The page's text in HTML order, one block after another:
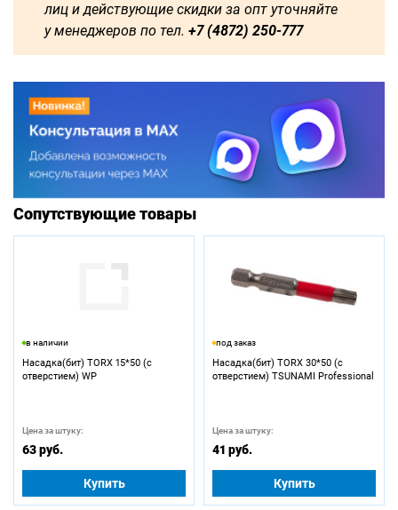
лиц и действующие скидки за опт уточняйте
у менеджеров по тел. +7 (4872) 250-777
Сопутствующие товары
в наличии
Насадка(бит) TORX 15*50 (с
отверстием) WP
Цена за штуку:
63 руб.
Купить
под заказ
Насадка(бит) TORX 30*50 (с
отверстием) TSUNAMI Professional
Цена за штуку:
41 руб.
Купить